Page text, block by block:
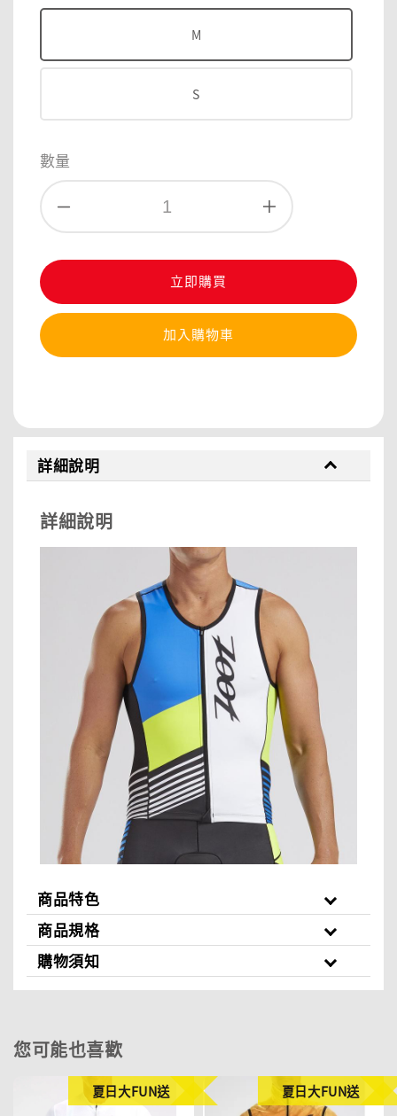
M
S
數量
立即購買
加入購物車
詳細說明
詳細說明
商品特色
商品規格
購物須知
您可能也喜歡
夏日大FUN送 夏日大FUN送